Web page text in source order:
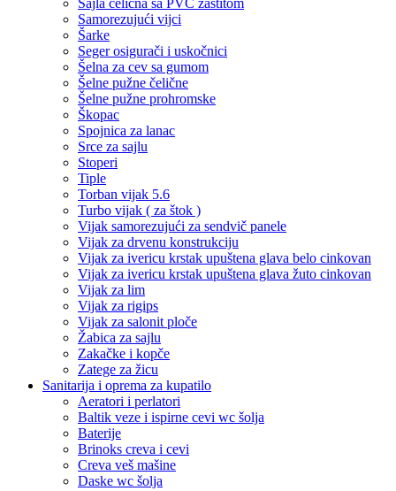
Sajla čelična sa PVC zaštitom
Samorezujući vijci
Šarke
Seger osigurači i uskočnici
Šelna za cev sa gumom
Šelne pužne čelične
Šelne pužne prohromske
Škopac
Spojnica za lanac
Srce za sajlu
Stoperi
Tiple
Torban vijak 5.6
Turbo vijak ( za štok )
Vijak samorezujući za sendvič panele
Vijak za drvenu konstrukciju
Vijak za ivericu krstak upuštena glava belo cinkovan
Vijak za ivericu krstak upuštena glava žuto cinkovan
Vijak za lim
Vijak za rigips
Vijak za salonit ploče
Žabica za sajlu
Zakačke i kopče
Zatege za žicu
Sanitarija i oprema za kupatilo
Aeratori i perlatori
Baltik veze i ispirne cevi wc šolja
Baterije
Brinoks creva i cevi
Creva veš mašine
Daske wc šolja